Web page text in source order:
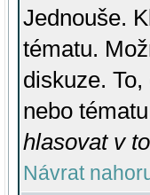
Jednouše.
tématu.
diskuze.
nebo
hlasovat v
Návrat